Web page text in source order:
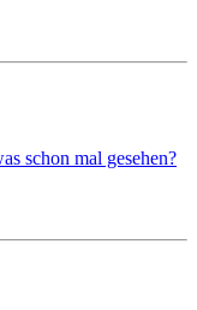
schon mal gesehen?